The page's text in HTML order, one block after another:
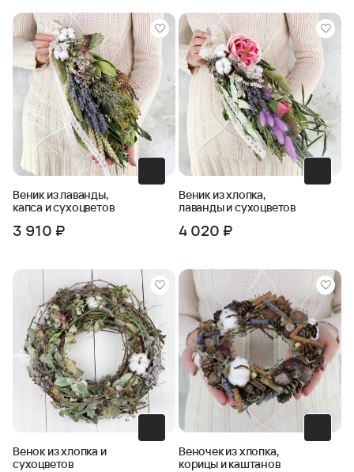
Веник из лаванды,
капса и сухоцветов
3 910 ₽
Веник из хлопка,
лаванды и сухоцветов
4 020 ₽
Венок из хлопка и
сухоцветов
Веночек из хлопка,
корицы и каштанов